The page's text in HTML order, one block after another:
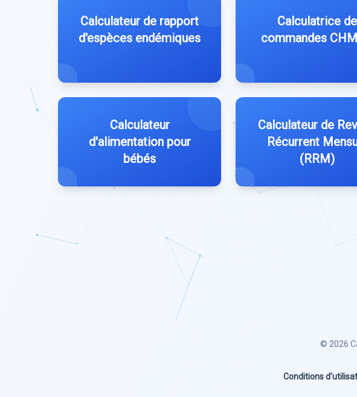
Calculateur de rapport
d'espèces endémiques
Calculatrice de
commandes
Calculateur
d'alimentation pour
bébés
Calculateur de
Récurrent
(RRM)
© 2026
Conditions